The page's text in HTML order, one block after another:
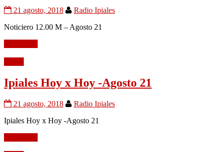
21 agosto, 2018
Radio Ipiales
Noticiero 12.00 M – Agosto 21
Ipiales Hoy x Hoy -Agosto 21
21 agosto, 2018
Radio Ipiales
Ipiales Hoy x Hoy -Agosto 21